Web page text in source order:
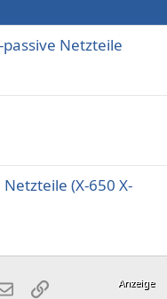
Netzteile
(X-650 X-
E-MailLink